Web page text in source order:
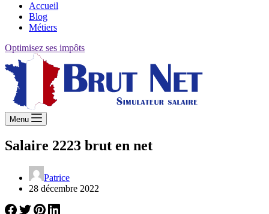
Accueil
Blog
Métiers
Optimisez ses impôts
Menu
Salaire 2223 brut en net
Patrice
28 décembre 2022